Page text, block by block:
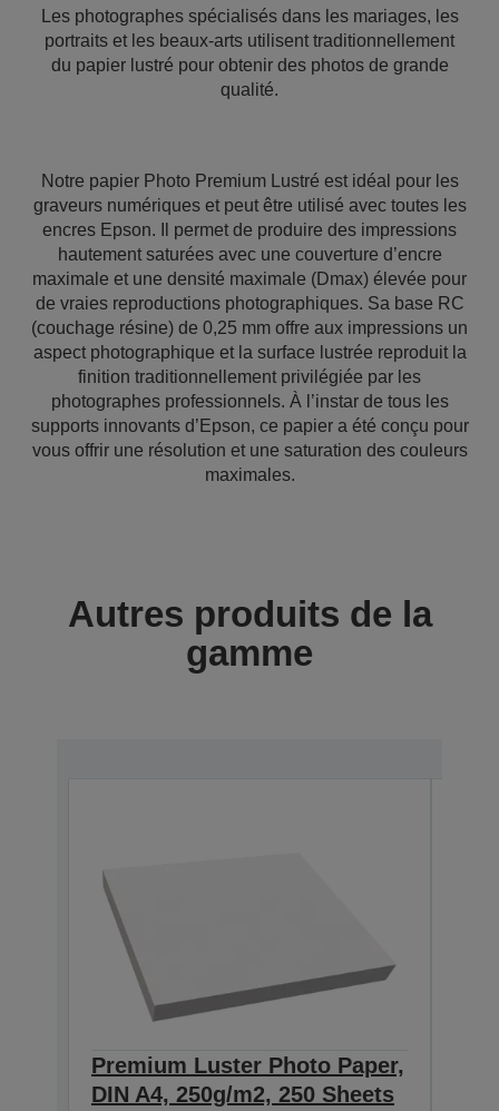
Les photographes spécialisés dans les mariages, les
portraits et les beaux-arts utilisent traditionnellement
du papier lustré pour obtenir des photos de grande
qualité.
Notre papier Photo Premium Lustré est idéal pour les
graveurs numériques et peut être utilisé avec toutes les
encres Epson. Il permet de produire des impressions
hautement saturées avec une couverture d’encre
maximale et une densité maximale (Dmax) élevée pour
de vraies reproductions photographiques. Sa base RC
(couchage résine) de 0,25 mm offre aux impressions un
aspect photographique et la surface lustrée reproduit la
finition traditionnellement privilégiée par les
photographes professionnels. À l’instar de tous les
supports innovants d’Epson, ce papier a été conçu pour
vous offrir une résolution et une saturation des couleurs
maximales.
Autres produits de la
gamme
Premium Luster Photo Paper,
DIN A4, 250g/m2, 250 Sheets